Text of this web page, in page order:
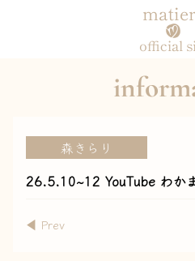
official
森きらり
26.5.10~12 YouTube わか
◀︎ Prev